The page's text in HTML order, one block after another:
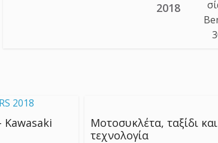
2018
Kawasaki
Μοτοσυκλέτα, ταξίδι και
τεχνολογία